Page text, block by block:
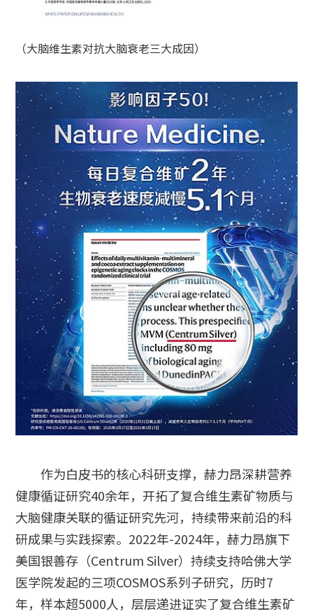
（大脑维生素对抗大脑衰老三大成因）
作为白皮书的核心科研支撑，赫力昂深耕营养
健康循证研究40余年，开拓了复合维生素矿物质与
大脑健康关联的循证研究先河，持续带来前沿的科
研成果与实践探索。2022年-2024年，赫力昂旗下
美国银善存（Centrum Silver）持续支持哈佛大学
医学院发起的三项COSMOS系列子研究，历时7
年，样本超5000人，层层递进证实了复合维生素矿